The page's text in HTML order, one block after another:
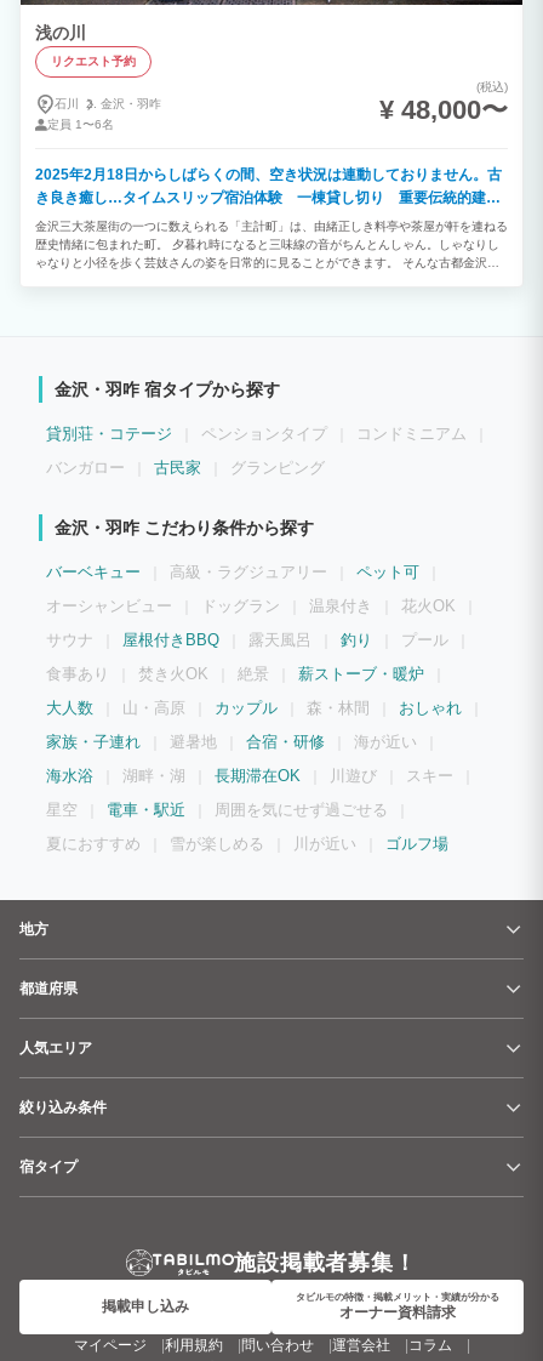
浅の川
リクエスト予約
石川 金沢・ 羽咋
定員 1〜6名
(税込)
¥ 48,000〜
2025年2月18日からしばらくの間、空き状況は連動しておりません。古
き良き癒し…タイムスリップ宿泊体験 一棟貸し切り 重要伝統的建造
物保存地区の建造物
金沢三大茶屋街の一つに数えられる「主計町」は、由緒正しき料亭や茶屋が軒を連ねる
歴史情緒に包まれた町。 夕暮れ時になると三味線の音がちんとんしゃん。しゃなりし
ゃなりと小径を歩く芸妓さんの姿を日常的に見ることができます。 そんな古都金沢の
快適に暮らしてきた先人たちの知恵と美学が凝縮されています。 2階の窓の外には浅野
金沢・羽咋 宿タイプから探す
貸別荘・コテージ ペンションタイプ
コンドミニアム
バンガロー
古民家 グランピング
金沢・羽咋 こだわり条件から探す
バーベキュー 高級・ラグジュアリー
ペット可
オーシャンビュー
ドッグラン 温泉付き
花火OK
サウナ
屋根付きBBQ 露天風呂 釣り
プール
食事あり
焚き火OK 絶景
薪ストーブ・暖炉
大人数
山・高原 カップル 森・林間
おしゃれ
家族・子連れ
避暑地 合宿・研修
海が近い
海水浴
湖畔・湖 長期滞在OK 川遊び
スキー
星空
電車・駅近
周囲を気にせず過ごせる
夏におすすめ
雪が楽しめる 川が近い ゴルフ場
地方
都道府県
人気エリア
絞り込み条件
宿タイプ
施設掲載者募集！
掲載申し込み
タビルモの特徴・掲載メリット・実績が分かる
オーナー資料請求
マイページ
利用規約 問い合わせ 運営会社
コラム